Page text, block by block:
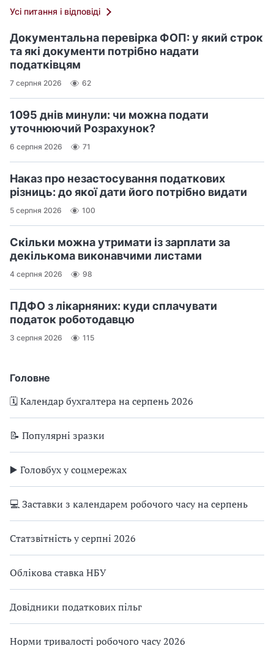
Головне
🗓️ Календар бухгалтера на серпень 2026
📝 Популярні зразки
▶️ Головбух у соцмережах
💻 Заставки з календарем робочого часу на серпень
Статзвітність у серпні 2026
Облікова ставка НБУ
Довідники податкових пільг
Норми тривалості робочого часу 2026
Усі питання і відповіді
Документальна перевірка ФОП: у який строк
та які документи потрібно надати
податківцям
7 серпня 2026 62
1095 днів минули: чи можна подати
уточнюючий Розрахунок?
6 серпня 2026 71
Наказ про незастосування податкових
різниць: до якої дати його потрібно видати
5 серпня 2026 100
Скільки можна утримати із зарплати за
декількома виконавчими листами
4 серпня 2026 98
ПДФО з лікарняних: куди сплачувати
податок роботодавцю
3 серпня 2026 115